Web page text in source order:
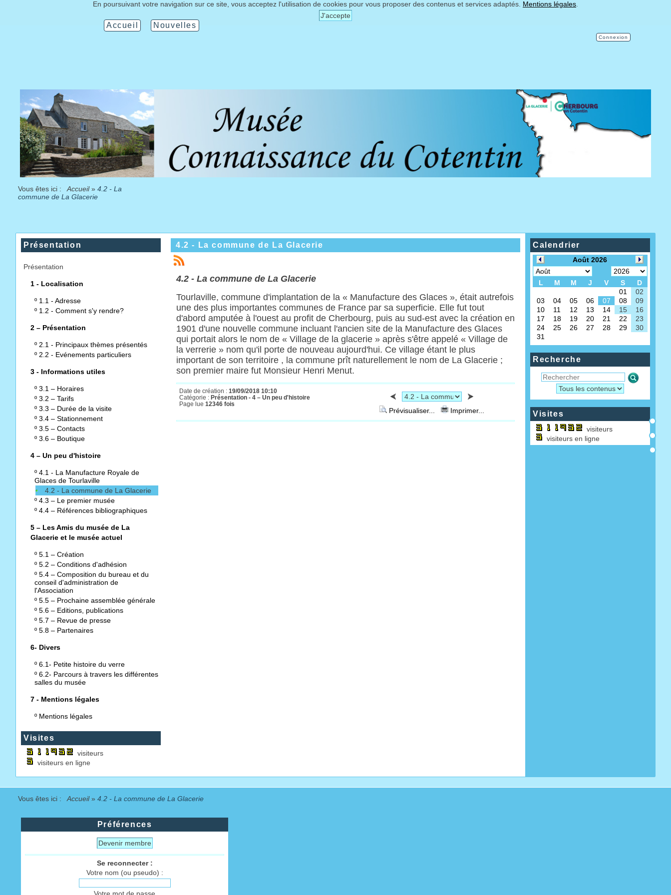
En poursuivant votre navigation sur ce site, vous acceptez l'utilisation de cookies pour vous proposer des contenus et services adaptés. Mentions légales
J'accepte
Accueil
Connexion
Nouvelles
Vous êtes ici : Accueil» 4.2 - La
commune de La Glacerie
Présentation
Présentation
1 - Localisation
º 1.1 - Adresse
º 1.2 - Comment s'y rendre?
2 – Présentation
º 2.1 - Principaux thèmes présentés
º 2.2 - Evénements particuliers
3 - Informations utiles
º 3.1 – Horaires
º 3.2 – Tarifs
º 3.3 – Durée de la visite
º 3.4 – Stationnement
º 3.5 – Contacts
º 3.6 – Boutique
4 – Un peu d'histoire
º 4.1 - La Manufacture Royale de
Glaces de Tourlaville
4.2 - La commune de La Glacerie
º 4.3 – Le premier musée
º 4.4 – Références bibliographiques
5 – Les Amis du musée de La
Glacerie et le musée actuel
º 5.1 – Création
º 5.2 – Conditions d'adhésion
º 5.4 – Composition du bureau et du
conseil d'administration de
l'Association
º 5.5 – Prochaine assemblée générale
º 5.6 – Editions, publications
º 5.7 – Revue de presse
º 5.8 – Partenaires
6- Divers
º 6.1- Petite histoire du verre
º 6.2- Parcours à travers les différentes
salles du musée
7 - Mentions légales
º Mentions légales
Visites
visiteurs
visiteurs en ligne
4.2 - La commune de La Glacerie
4.2 - La commune de La Glacerie
Tourlaville, commune d'implantation de la « Manufacture des Glaces », était autrefois
une des plus importantes communes de France par sa superficie. Elle fut tout
d'abord amputée à l'ouest au profit de Cherbourg, puis au sud-est avec la création en
1901 d'une nouvelle commune incluant l'ancien site de la Manufacture des Glaces
qui portait alors le nom de « Village de la glacerie » après s'être appelé « Village de
la verrerie » nom qu'il porte de nouveau aujourd'hui. Ce village étant le plus
important de son territoire , la commune prît naturellement le nom de La Glacerie ;
son premier maire fut Monsieur Henri Menut.
Date de création : 19/09/2018 10:10
Catégorie : Présentation - 4 – Un peu d'histoire
Page lue 12346 fois
Prévisualiser... Imprimer...
Calendrier
Recherche
Visites
visiteurs
visiteurs en ligne
Vous êtes ici : Accueil» 4.2 - La commune de La Glacerie
Préférences
Devenir membre
Se reconnecter :
Votre nom (ou pseudo) :
Votre mot de passe